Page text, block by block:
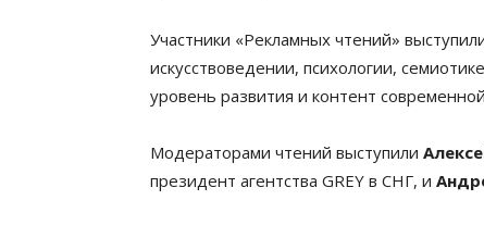
Участники «Рекламных чтений»
искусствоведении, психологии,
уровень развития и контент
Модераторами чтений выступили
президент агентства GREY в СНГ, и